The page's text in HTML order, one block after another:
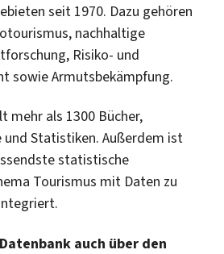
seit 1970. Dazu gehören
nachhaltige
Risiko- und
sowie Armutsbekämpfung.
mehr als 1300 Bücher,
Statistiken. Außerdem ist
statistische
Tourismus mit Daten zu
auch über den